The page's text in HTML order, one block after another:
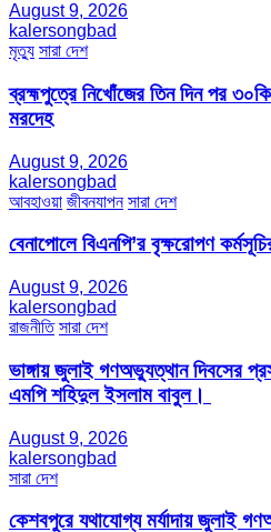
August 9, 2026
kalersongbad
মৃত্যু সারা দেশ
ব্রহ্মপুত্রে নিখোঁজের তিন দিন পর
মরদেহ
August 9, 2026
kalersongbad
আবহাওয়া জীবনযাপন সারা দেশ
বেনাপোলে বিএনপি’র বৃক্ষরোপণ
August 9, 2026
kalersongbad
রাজনীতি সারা দেশ
ভাঙ্গায় জুলাই গণঅভ্যুত্থান দিবসের
এমপি শহিদুল ইসলাম বাবুল। ​
August 9, 2026
kalersongbad
সারা দেশ
কেশবপুরে যথাযোগ্য মর্যাদায় জুলাই